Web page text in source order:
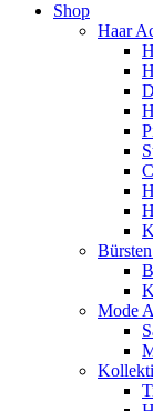
Shop
Haar
Mode